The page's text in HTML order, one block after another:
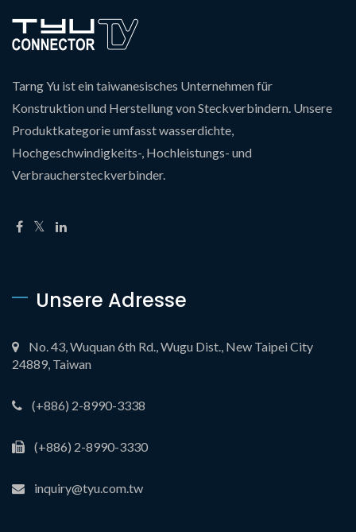
Tarng Yu ist ein taiwanesisches Unternehmen für
Konstruktion und Herstellung von Steckverbindern. Unsere
Produktkategorie umfasst wasserdichte,
Hochgeschwindigkeits-, Hochleistungs- und
Verbrauchersteckverbinder.
Unsere Adresse
No. 43, Wuquan 6th Rd., Wugu Dist., New Taipei City
24889, Taiwan
(+886) 2-8990-3338
(+886) 2-8990-3330
inquiry@tyu.com.tw